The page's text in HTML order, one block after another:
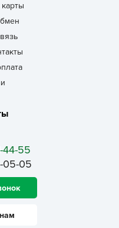
44-55
05-05